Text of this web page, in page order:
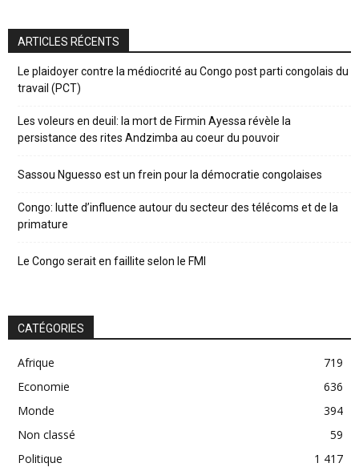
ARTICLES RÉCENTS
Le plaidoyer contre la médiocrité au Congo post parti congolais du
travail (PCT)
Les voleurs en deuil: la mort de Firmin Ayessa révèle la
persistance des rites Andzimba au coeur du pouvoir
Sassou Nguesso est un frein pour la démocratie congolaises
Congo: lutte d’influence autour du secteur des télécoms et de la
primature
Le Congo serait en faillite selon le FMI
CATÉGORIES
Afrique
719
Economie
636
Monde
394
Non classé
59
Politique
1 417